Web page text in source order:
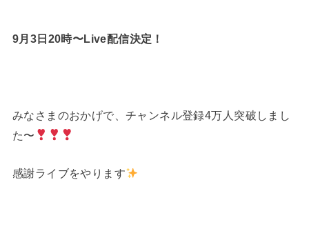
9月3日20時〜Live配信決定！
みなさまのおかげで、チャンネル登録4万人突破しまし
た〜
感謝ライブをやります